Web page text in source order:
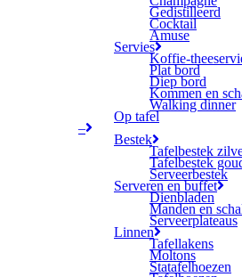
Gedistilleerd
Cocktail
Amuse
Servies
Koffie-
Plat bord
Diep bord
Kommen en
Walking dinner
Op tafel
–
Bestek
Tafelbestek
Tafelbestek
Serveerbestek
Serveren en buffet
Dienbladen
Manden en
Serveerplateaus
Linnen
Tafellakens
Moltons
Statafelhoezen